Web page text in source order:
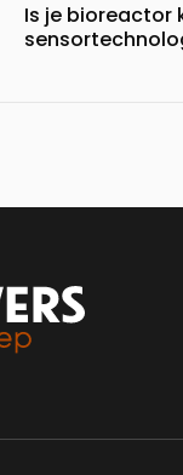
Is je bioreactor